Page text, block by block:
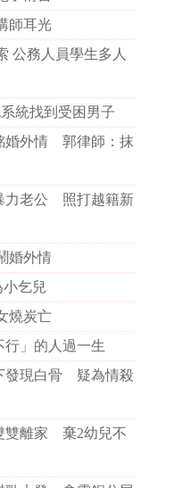
師耳光
公務人員學生多人
統找到受困男子
婚外情 郭律師：抹
力老公 照打越籍新
婚外情
乞兒
燒炭亡
行」的人過一生
發現白骨 疑為情殺
雙離家 棄2幼兒不